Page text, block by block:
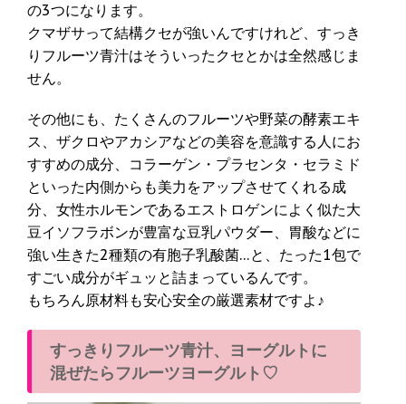
の3つになります。
クマザサって結構クセが強いんですけれど、すっき
りフルーツ青汁はそういったクセとかは全然感じま
せん。
その他にも、たくさんのフルーツや野菜の酵素エキ
ス、ザクロやアカシアなどの美容を意識する人にお
すすめの成分、コラーゲン・プラセンタ・セラミド
といった内側からも美力をアップさせてくれる成
分、女性ホルモンであるエストロゲンによく似た大
豆イソフラボンが豊富な豆乳パウダー、胃酸などに
強い生きた2種類の有胞子乳酸菌…と、たった1包で
すごい成分がギュッと詰まっているんです。
もちろん原材料も安心安全の厳選素材ですよ♪
すっきりフルーツ青汁、ヨーグルトに
混ぜたらフルーツヨーグルト♡